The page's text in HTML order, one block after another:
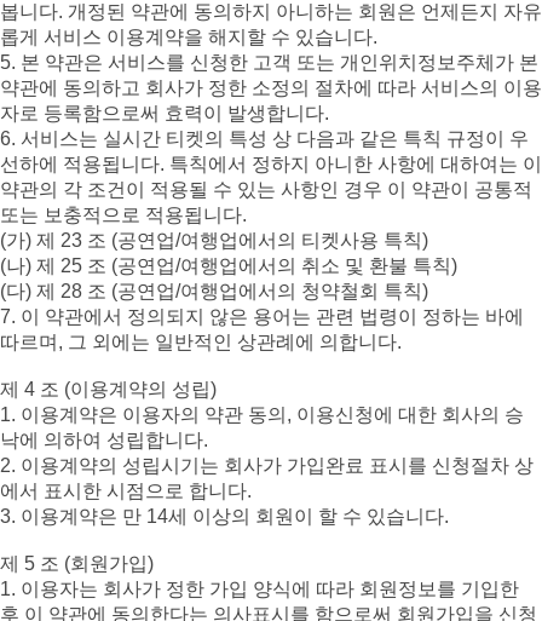
봅니다. 개정된 약관에 동의하지 아니하는 회원은 언제든지 자유
롭게 서비스 이용계약을 해지할 수 있습니다.
5. 본 약관은 서비스를 신청한 고객 또는 개인위치정보주체가 본
약관에 동의하고 회사가 정한 소정의 절차에 따라 서비스의 이용
자로 등록함으로써 효력이 발생합니다.
6. 서비스는 실시간 티켓의 특성 상 다음과 같은 특칙 규정이 우
선하에 적용됩니다. 특칙에서 정하지 아니한 사항에 대하여는 이
약관의 각 조건이 적용될 수 있는 사항인 경우 이 약관이 공통적
또는 보충적으로 적용됩니다.
(가) 제 23 조 (공연업/여행업에서의 티켓사용 특칙)
(나) 제 25 조 (공연업/여행업에서의 취소 및 환불 특칙)
(다) 제 28 조 (공연업/여행업에서의 청약철회 특칙)
7. 이 약관에서 정의되지 않은 용어는 관련 법령이 정하는 바에
따르며, 그 외에는 일반적인 상관례에 의합니다.
제 4 조 (이용계약의 성립)
1. 이용계약은 이용자의 약관 동의, 이용신청에 대한 회사의 승
낙에 의하여 성립합니다.
2. 이용계약의 성립시기는 회사가 가입완료 표시를 신청절차 상
에서 표시한 시점으로 합니다.
3. 이용계약은 만 14세 이상의 회원이 할 수 있습니다.
제 5 조 (회원가입)
1. 이용자는 회사가 정한 가입 양식에 따라 회원정보를 기입한
후 이 약관에 동의한다는 의사표시를 함으로써 회원가입을 신청